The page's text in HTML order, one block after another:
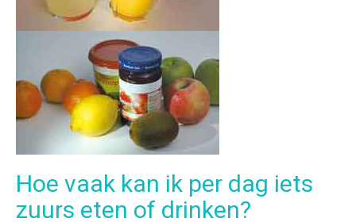
Hoe vaak kan ik per dag iets
zuurs eten of drinken?